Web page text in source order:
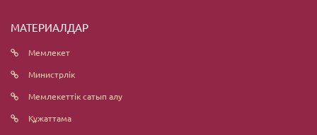
МАТЕРИАЛДАР
Мемлекет
Министрлік
Мемлекеттік сатып алу
Құжаттама